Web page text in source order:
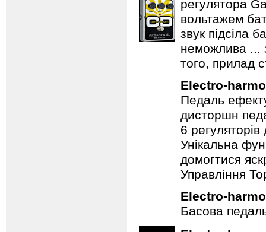
Electro-
Germanium -
регулятора
вольтажем
звук підсіла
неможлива ...
того, прилад
Electro-
Педаль
дисторшн
6
Унікальна
домогтися
Управління